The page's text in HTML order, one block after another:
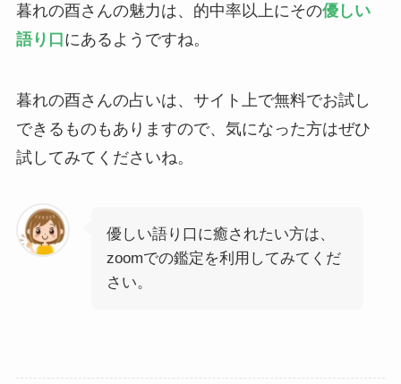
暮れの酉さんの魅力は、的中率以上にその優しい
語り口にあるようですね。
暮れの酉さんの占いは、サイト上で無料でお試し
できるものもありますので、気になった方はぜひ
試してみてくださいね。
優しい語り口に癒されたい方は、
zoomでの鑑定を利用してみてくだ
さい。